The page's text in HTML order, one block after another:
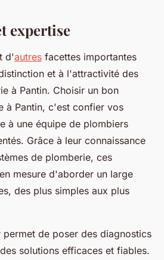
expertise
d'autres facettes importantes
et à l'attractivité des
à Pantin. Choisir un bon
à Pantin, c'est confier vos
à une équipe de plombiers
Grâce à leur connaissance
de plomberie, ces
mesure d'aborder un large
des plus simples aux plus
permet de poser des diagnostics
solutions efficaces et fiables.